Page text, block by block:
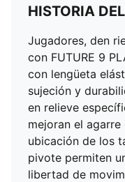
HISTORIA
Jugadores, den
con FUTURE 9
con lengüeta
sujeción y
en relieve
mejoran el
ubicación de los
pivote permiten
libertad de